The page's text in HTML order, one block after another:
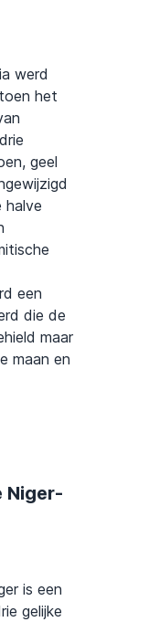
werd
het
geel
een
die de
maar
maan en
Niger-
is een
gelijke